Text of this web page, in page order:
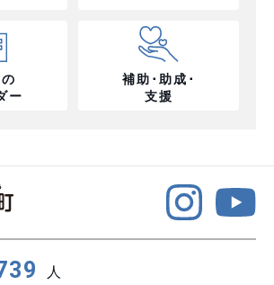
ー
補助･助成･
支援
人